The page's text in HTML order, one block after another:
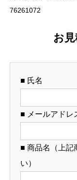
76261072
お
■ 氏名
■ メールアドレ
■ 商品名（上記
い）